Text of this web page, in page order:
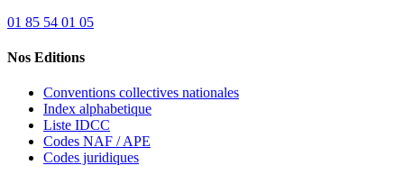
01 85 54 01 05
Nos Editions
Conventions collectives nationales
Index alphabetique
Liste IDCC
Codes NAF / APE
Codes juridiques